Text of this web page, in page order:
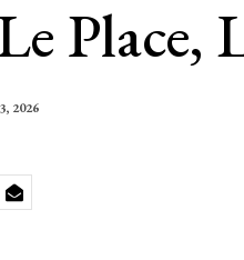
Place,
2026